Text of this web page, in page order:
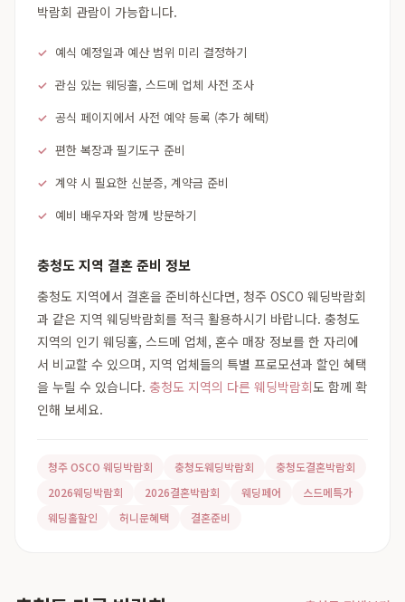
박람회 관람이 가능합니다.
예식 예정일과 예산 범위 미리 결정하기
관심 있는 웨딩홀, 스드메 업체 사전 조사
공식 페이지에서 사전 예약 등록 (추가 혜택)
편한 복장과 필기도구 준비
계약 시 필요한 신분증, 계약금 준비
예비 배우자와 함께 방문하기
충청도 지역 결혼 준비 정보
충청도 지역에서 결혼을 준비하신다면, 청주 OSCO 웨딩박람회
과 같은 지역 웨딩박람회를 적극 활용하시기 바랍니다. 충청도
지역의 인기 웨딩홀, 스드메 업체, 혼수 매장 정보를 한 자리에
서 비교할 수 있으며, 지역 업체들의 특별 프로모션과 할인 혜택
을 누릴 수 있습니다. 충청도 지역의 다른 웨딩박람회도 함께 확
인해 보세요.
청주 OSCO 웨딩박람회 충청도웨딩박람회
충청도결혼박람회
2026웨딩박람회
2026결혼박람회 웨딩페어
스드메특가
웨딩홀할인
허니문혜택 결혼준비